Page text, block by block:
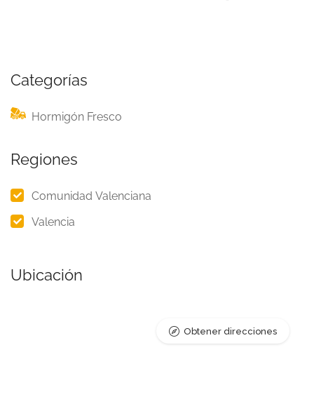
Categorías
Hormigón Fresco
Regiones
Comunidad Valenciana
Valencia
Ubicación
Obtener direcciones